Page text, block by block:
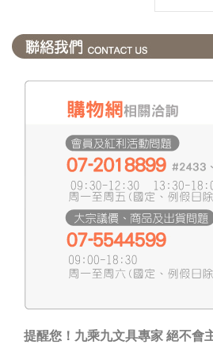
提醒您！九乘九文具專家 絕不會